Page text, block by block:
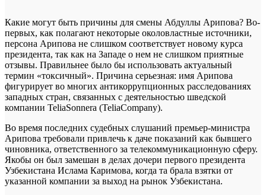
Какие могут быть причины для смены Абдуллы Арипова? Во-
первых, как полагают некоторые околовластные источники,
персона Арипова не слишком соответствует новому курса
президента, так как на Западе о нем не слишком приятные
отзывы. Правильнее было бы использовать актуальный
термин «токсичный». Причина серьезная: имя Арипова
фигурирует во многих антикоррупционных расследованиях
западных стран, связанных с деятельностью шведской
компании TeliaSonnera (TeliaCompany).
Во время последних судебных слушаний премьер-министра
Арипова требовали привлечь к даче показаний как бывшего
чиновника, ответственного за телекоммуникационную сферу.
Якобы он был замешан в делах дочери первого президента
Узбекистана Ислама Каримова, когда та брала взятки от
указанной компании за выход на рынок Узбекистана.